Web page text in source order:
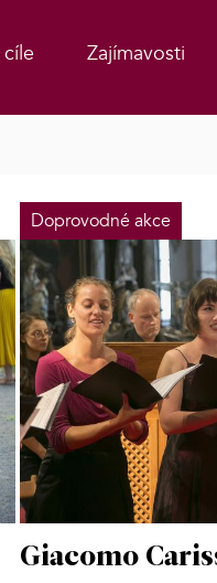
Zajímavosti
Doprovodné akce
Giacomo